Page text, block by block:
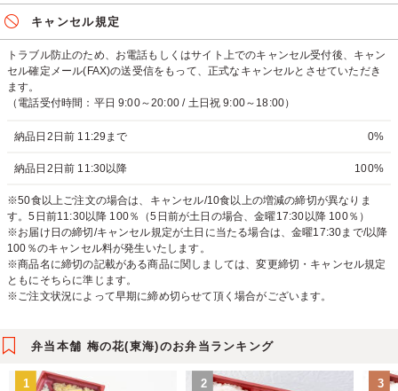
キャンセル規定
トラブル防止のため、お電話もしくはサイト上でのキャンセル受付後、キャン
セル確定メール(FAX)の送受信をもって、正式なキャンセルとさせていただき
ます。
（電話受付時間：平日 9:00～20:00 / 土日祝 9:00～18:00）
納品日2日前 11:29まで 0%
納品日2日前 11:30以降 100%
※50食以上ご注文の場合は、キャンセル/10食以上の増減の締切が異なりま
す。5日前11:30以降 100％（5日前が土日の場合、金曜17:30以降 100％）
※お届け日の締切/キャンセル規定が土日に当たる場合は、金曜17:30まで/以降
100％のキャンセル料が発生いたします。
※商品名に締切の記載がある商品に関しましては、変更締切・キャンセル規定
ともにそちらに準じます。
※ご注文状況によって早期に締め切らせて頂く場合がございます。
弁当本舗 梅の花(東海)のお弁当ランキング
1 2 3